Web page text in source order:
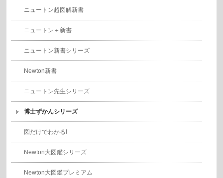
ニュートン超図解新書
ニュートン＋新書
ニュートン新書シリーズ
Newton新書
ニュートン先生シリーズ
博士ずかんシリーズ
図だけでわかる!
Newton大図鑑シリーズ
Newton大図鑑プレミアム